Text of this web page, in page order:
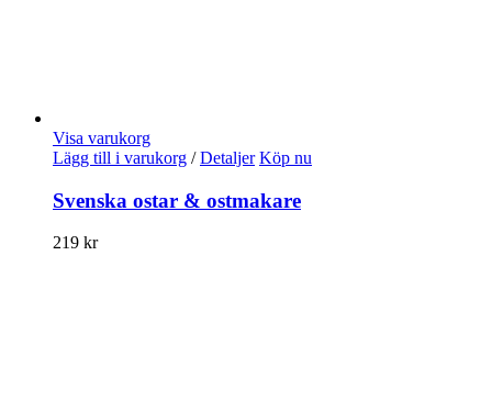
Visa varukorg
Lägg till i varukorg / Detaljer Köp nu
Svenska ostar & ostmakare
219 kr